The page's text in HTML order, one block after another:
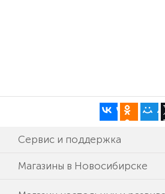
Сервис и поддержка
Магазины в Новосибирске